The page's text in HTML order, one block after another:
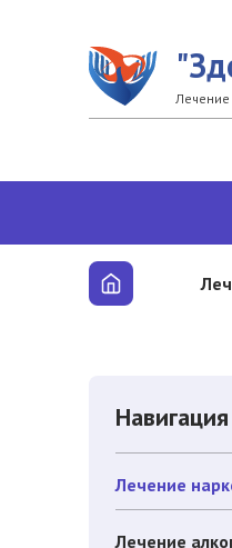
Лечение
Лечение
Лечение